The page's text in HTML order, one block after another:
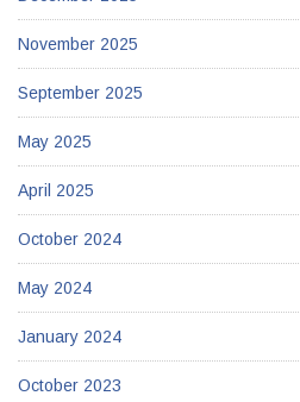
November 2025
September 2025
May 2025
April 2025
October 2024
May 2024
January 2024
October 2023